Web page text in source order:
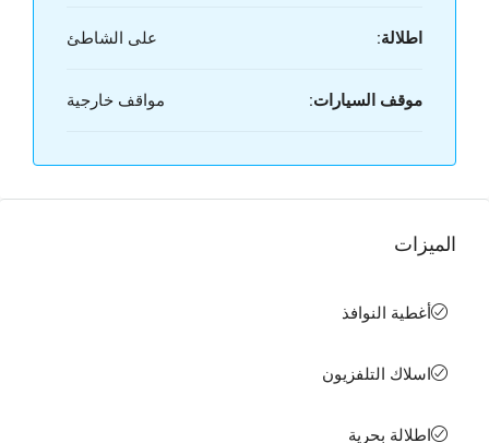
اطلالة: على الشاطئ
موقف السيارات: مواقف خارجية
الميزات
أغطية النوافذ
اسلاك التلفزيون
اطلالة بحرية